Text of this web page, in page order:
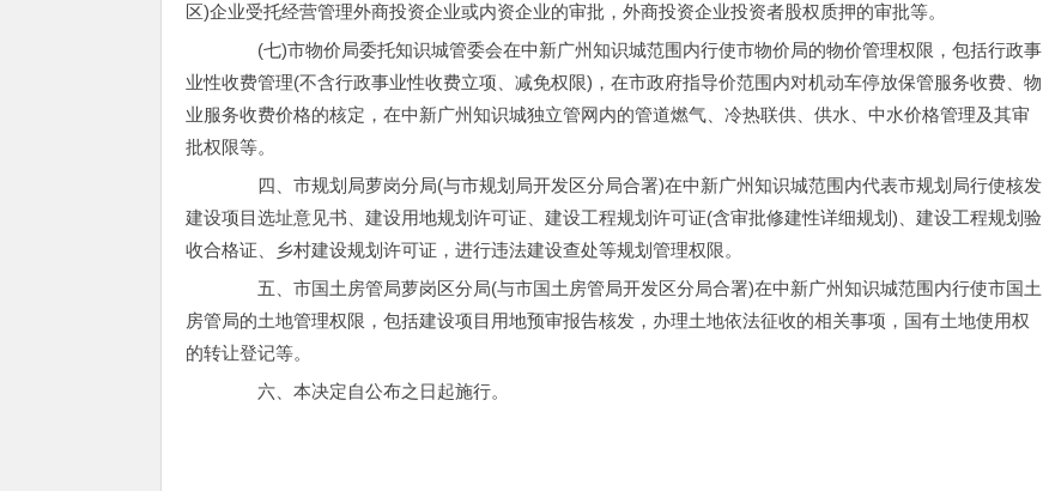
区)企业受托经营管理外商投资企业或内资企业的审批，外商投资企业投资者股权质押的审批等。
(七)市物价局委托知识城管委会在中新广州知识城范围内行使市物价局的物价管理权限，包括行政事
业性收费管理(不含行政事业性收费立项、减免权限)，在市政府指导价范围内对机动车停放保管服务收费、物
业服务收费价格的核定，在中新广州知识城独立管网内的管道燃气、冷热联供、供水、中水价格管理及其审
批权限等。
四、市规划局萝岗分局(与市规划局开发区分局合署)在中新广州知识城范围内代表市规划局行使核发
建设项目选址意见书、建设用地规划许可证、建设工程规划许可证(含审批修建性详细规划)、建设工程规划验
收合格证、乡村建设规划许可证，进行违法建设查处等规划管理权限。
五、市国土房管局萝岗区分局(与市国土房管局开发区分局合署)在中新广州知识城范围内行使市国土
房管局的土地管理权限，包括建设项目用地预审报告核发，办理土地依法征收的相关事项，国有土地使用权
的转让登记等。
六、本决定自公布之日起施行。